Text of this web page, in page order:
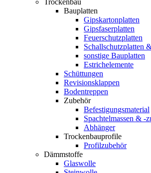
Trockenbau
Bauplatten
Gipskartonplatten
Gipsfaserplatten
Feuerschutzplatten
Schallschutzplatten
sonstige Bauplatten
Estrichelemente
Schüttungen
Revisionsklappen
Bodentreppen
Zubehör
Befestigungsmaterial
Spachtelmassen & -
Abhänger
Trockenbauprofile
Profilzubehör
Dämmstoffe
Glaswolle